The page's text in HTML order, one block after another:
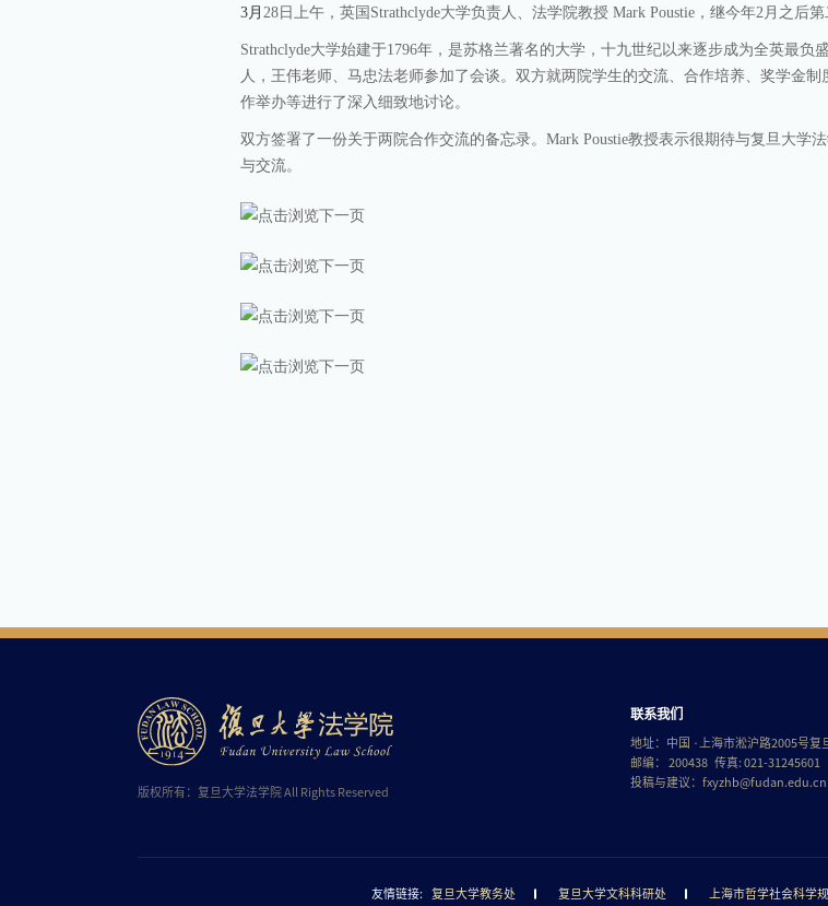
3月 28日 上午，英国 Strathclyde大学负责人、法学院教授Mark Poustie，继今年2 月之后
Strathclyde大学始建于1796年，是苏格兰著名的大学，十九世纪以来逐步成为全英最负
人， 王伟老师、 马忠法老师参加了会谈。双方就两院学生的交流、合作培养、奖学金
作举办等进行了深入细致地讨论。
双方签署了一份关于两院合作交流的备忘录。 Mark Poustie教授表示很期待与复旦大学
与交流。
版权所有：复旦大学法学院 All Rights Reserved
联系我们
地址：中国 ·上海市淞沪路2005号复
邮编： 200438 传真: 021-31245601
投稿与建议：fxyzhb@fudan.edu.cn
友情链接: 复旦大学教务处 复旦大学文科科研处 上海市哲学社会科学